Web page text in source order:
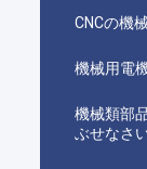
CNCの機
機械用電
機械類部
ぶせなさ